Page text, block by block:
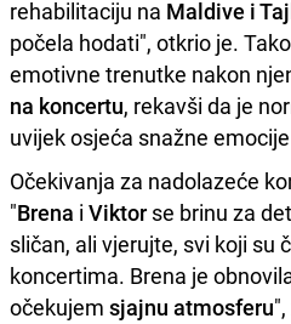
rehabilitaciju na Maldive i
počela hodati", otkrio je.
emotivne trenutke nakon
na koncertu, rekavši da je
uvijek osjeća snažne
Očekivanja za nadolazeće
"Brena i Viktor se brinu za
sličan, ali vjerujte, svi koji su
koncertima. Brena je
očekujem sjajnu atmosferu